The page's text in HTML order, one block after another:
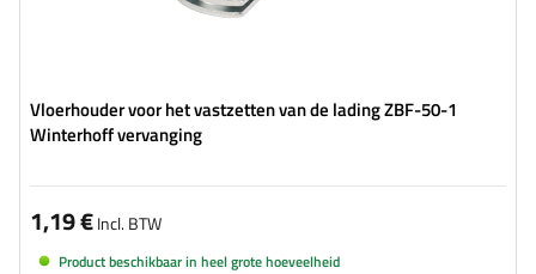
Vloerhouder voor het vastzetten van de lading ZBF-50-1
Winterhoff vervanging
1,19 €Incl. BTW
Product beschikbaar in heel grote hoeveelheid